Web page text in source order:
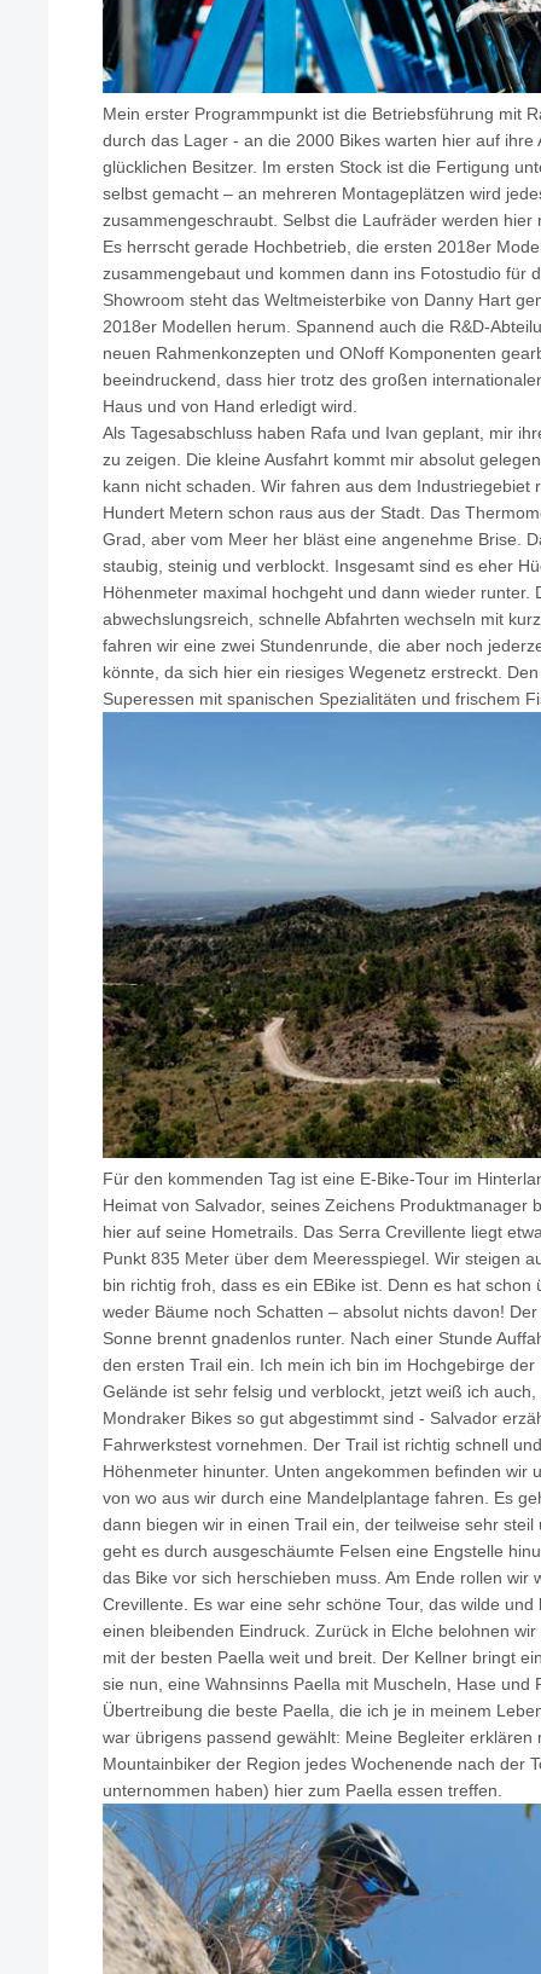
Mein erster Programmpunkt ist die Betriebsführung mit
durch das Lager - an die 2000 Bikes warten hier auf ihre
glücklichen Besitzer. Im ersten Stock ist die Fertigung
selbst gemacht – an mehreren Montageplätzen wird
zusammengeschraubt. Selbst die Laufräder werden hier
Es herrscht gerade Hochbetrieb, die ersten 2018er
zusammengebaut und kommen dann ins Fotostudio für
Showroom steht das Weltmeisterbike von Danny Hart
2018er Modellen herum. Spannend auch die R&D-
neuen Rahmenkonzepten und ONoff Komponenten
beeindruckend, dass hier trotz des großen
Haus und von Hand erledigt wird.
Als Tagesabschluss haben Rafa und Ivan geplant, mir
zu zeigen. Die kleine Ausfahrt kommt mir absolut
kann nicht schaden. Wir fahren aus dem Industriegebiet
Hundert Metern schon raus aus der Stadt. Das
Grad, aber vom Meer her bläst eine angenehme Brise.
staubig, steinig und verblockt. Insgesamt sind es eher
Höhenmeter maximal hochgeht und dann wieder runter.
abwechslungsreich, schnelle Abfahrten wechseln mit
fahren wir eine zwei Stundenrunde, die aber noch
könnte, da sich hier ein riesiges Wegenetz erstreckt.
Superessen mit spanischen Spezialitäten und frischem
Für den kommenden Tag ist eine E-Bike-Tour im
Heimat von Salvador, seines Zeichens Produktmanager
hier auf seine Hometrails. Das Serra Crevillente liegt
Punkt 835 Meter über dem Meeresspiegel. Wir steigen
bin richtig froh, dass es ein EBike ist. Denn es hat schon
weder Bäume noch Schatten – absolut nichts davon!
Sonne brennt gnadenlos runter. Nach einer Stunde
den ersten Trail ein. Ich mein ich bin im Hochgebirge
Gelände ist sehr felsig und verblockt, jetzt weiß ich
Mondraker Bikes so gut abgestimmt sind - Salvador
Fahrwerkstest vornehmen. Der Trail ist richtig schnell
Höhenmeter hinunter. Unten angekommen befinden wir
von wo aus wir durch eine Mandelplantage fahren. Es
dann biegen wir in einen Trail ein, der teilweise sehr
geht es durch ausgeschäumte Felsen eine Engstelle
das Bike vor sich herschieben muss. Am Ende rollen wir
Crevillente. Es war eine sehr schöne Tour, das wilde
einen bleibenden Eindruck. Zurück in Elche belohnen
mit der besten Paella weit und breit. Der Kellner bringt
sie nun, eine Wahnsinns Paella mit Muscheln, Hase und
Übertreibung die beste Paella, die ich je in meinem
war übrigens passend gewählt: Meine Begleiter erklären
Mountainbiker der Region jedes Wochenende nach der
unternommen haben) hier zum Paella essen treffen.